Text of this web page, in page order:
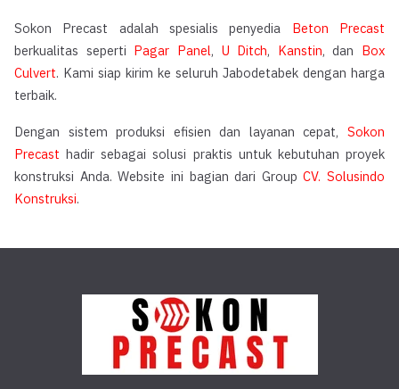
Sokon Precast adalah spesialis penyedia Beton Precast
berkualitas seperti Pagar Panel, U Ditch, Kanstin, dan Box
Culvert. Kami siap kirim ke seluruh Jabodetabek dengan harga
terbaik.
Dengan sistem produksi efisien dan layanan cepat, Sokon
Precast hadir sebagai solusi praktis untuk kebutuhan proyek
konstruksi Anda. Website ini bagian dari GroupCV. Solusindo
Konstruksi.